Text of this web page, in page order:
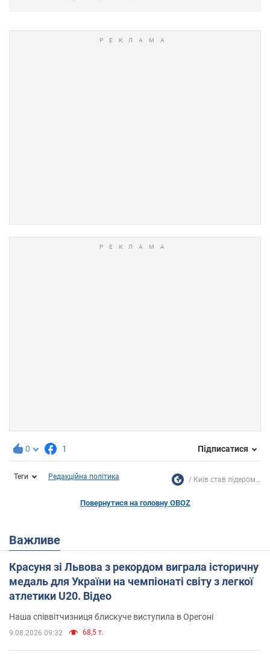
0 1 Підписатися
Теги Редакційна політика Київ став лідером...
Повернутися на головну OBOZ
Важливе
Красуня зі Львова з рекордом виграла історичну
медаль для України на чемпіонаті світу з легкої
атлетики U20. Відео
Наша співвітчизниця блискуче виступила в Орегоні
9.08.2026 09:32 68,5 т.